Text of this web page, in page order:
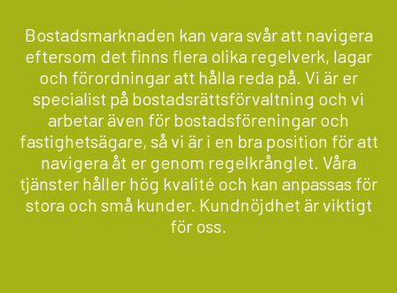
Bostadsmarknaden kan vara svår att navigera
eftersom det finns flera olika regelverk, lagar
och förordningar att hålla reda på. Vi är er
specialist på bostadsrättsförvaltning och vi
arbetar även för bostadsföreningar och
fastighetsägare, så vi är i en bra position för att
navigera åt er genom regelkrånglet. Våra
tjänster håller hög kvalité och kan anpassas för
stora och små kunder. Kundnöjdhet är viktigt
för oss.